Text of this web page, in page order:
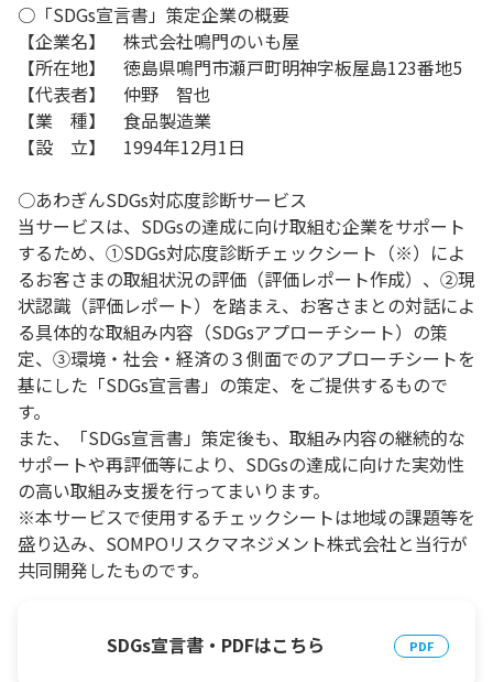
○「SDGs宣言書」策定企業の概要
【企業名】 株式会社鳴門のいも屋
【所在地】 徳島県鳴門市瀬戸町明神字板屋島123番地5
【代表者】 仲野 智也
【業 種】 食品製造業
【設 立】 1994年12月1日
○あわぎんSDGs対応度診断サービス
当サービスは、SDGsの達成に向け取組む企業をサポート
するため、①SDGs対応度診断チェックシート（※）によ
るお客さまの取組状況の評価（評価レポート作成）、②現
状認識（評価レポート）を踏まえ、お客さまとの対話によ
る具体的な取組み内容（SDGsアプローチシート）の策
定、③環境・社会・経済の３側面でのアプローチシートを
基にした「SDGs宣言書」の策定、をご提供するもので
す。
また、「SDGs宣言書」策定後も、取組み内容の継続的な
サポートや再評価等により、SDGsの達成に向けた実効性
の高い取組み支援を行ってまいります。
※本サービスで使用するチェックシートは地域の課題等を
盛り込み、SOMPOリスクマネジメント株式会社と当行が
共同開発したものです。
SDGs宣言書・PDFはこちら